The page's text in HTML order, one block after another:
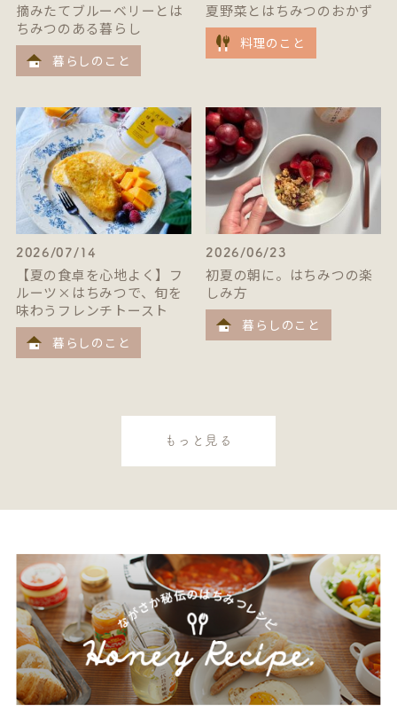
摘みたてブルーベリーとは
ちみつのある暮らし
暮らしのこと
夏野菜とはちみつのおかず
料理のこと
2026/07/14
【夏の食卓を心地よく】フ
ルーツ×はちみつで、旬を
味わうフレンチトースト
暮らしのこと
2026/06/23
初夏の朝に。はちみつの楽
しみ方
暮らしのこと
もっと見る